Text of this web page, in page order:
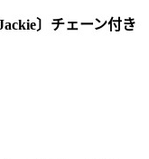
〕チェーン付き